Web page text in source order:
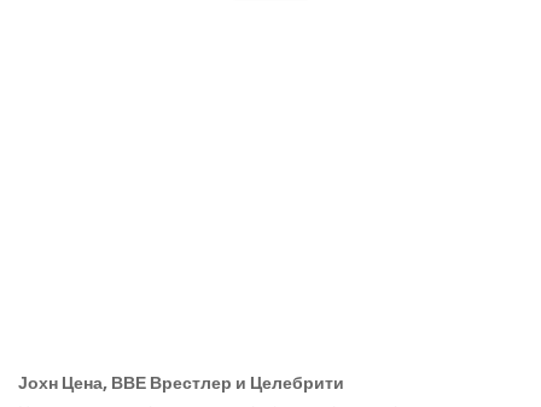
Јохн Цена, ВВЕ Врестлер и Целебрити